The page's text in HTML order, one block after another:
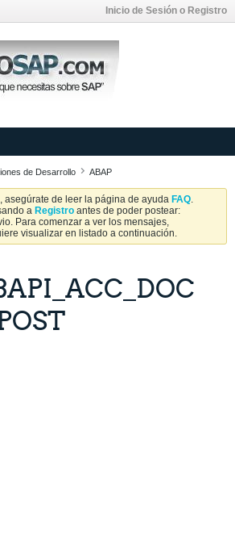
Inicio de Sesión o Registro
de Desarrollo ABAP
asegúrate de leer la página de ayuda FAQ.
a Registro antes de poder postear:
Para comenzar a ver los mensajes,
visualizar en listado a continuación.